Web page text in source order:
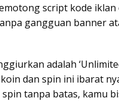
script kode
gangguan banner
adalah
koin dan spin ini ibarat
tanpa batas, kamu